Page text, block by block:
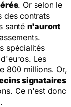
. Or selon le
des contrats
santé n'auront
spécialités
Les
800 millions. Or,
signataires
Ce n'est donc